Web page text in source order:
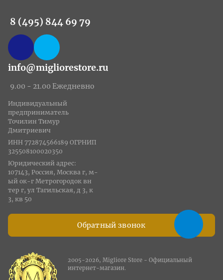
8 (495) 844 69 79
info@migliorestore.ru
9.00 - 21.00 Ежедневно
Обратный звонок
Индивидуальный
предприниматель
Точилин Тимур
Дмитриевич
ИНН 772874566189 ОГРНИП
325508100020350
Юридический адрес:
107143, Россия, Москва г, м-
ый ок-г Метрогородок вн
тер г, ул Тагильская, д 3, к
3, кв 50
2005-2026, Migliore Store - Официальный
интернет-магазин.